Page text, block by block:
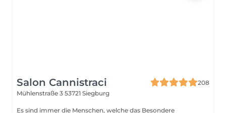
Salon Cannistraci
208
Mühlenstraße 3 53721 Siegburg
Es sind immer die Menschen, welche das Besondere